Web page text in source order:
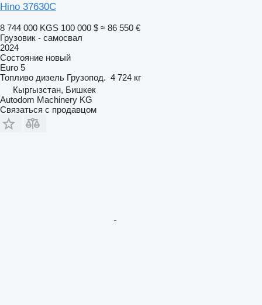
Hino 37630C
8 744 000 KGS 100 000 $ ≈ 86 550 €
Грузовик - самосвал
2024
Состояние новый
Euro 5
Топливо дизель Грузопод. 4 724 кг
Кыргызстан, Бишкек
Autodom Machinery KG
Связаться с продавцом